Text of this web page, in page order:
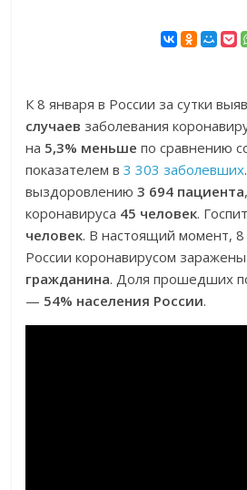
К 8 января в России за сутки
случаев заболевания
на 5,3% меньше по сравнению
показателем в3 303 заболевших
выздоровлению3 694 пациента
коронавируса 45 человек.
человек. В настоящий момент, 8
России коронавирусом заражены
гражданина. Доля прошедших
— 54% населения России.